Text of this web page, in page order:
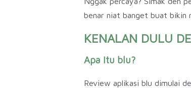
benar niat banget buat bikin
KENALAN DULU
Apa Itu blu?
Review aplikasi blu dimulai